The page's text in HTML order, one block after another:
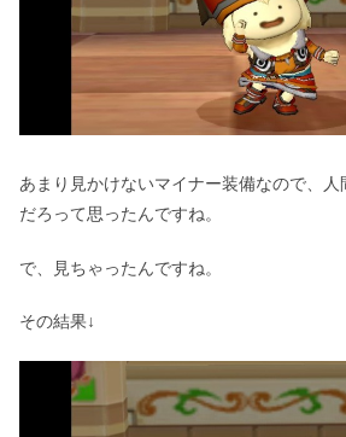
あまり見かけないマイナー装備なので、
だろって思ったんですね。
で、見ちゃったんですね。
その結果↓